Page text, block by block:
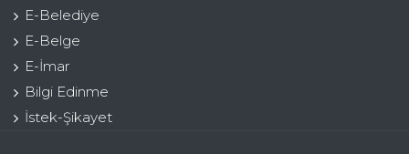
E-Belediye
E-Belge
E-İmar
Bilgi Edinme
İstek-Şikayet